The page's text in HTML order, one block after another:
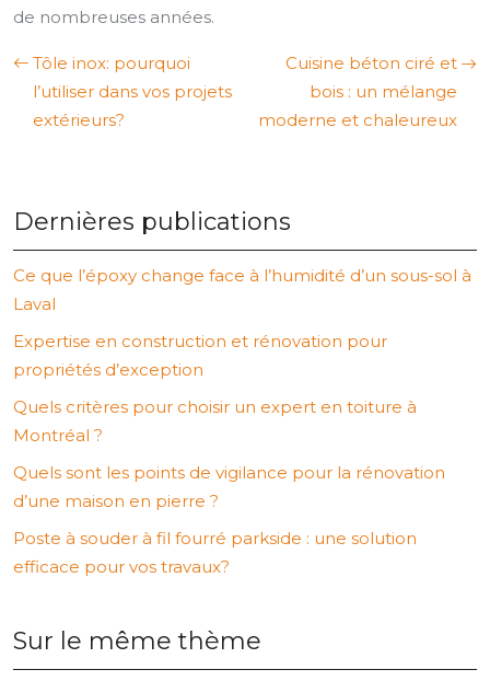
de nombreuses années.
Tôle inox: pourquoi
l’utiliser dans vos projets
extérieurs?
Cuisine béton ciré et
bois : un mélange
moderne et chaleureux
Dernières publications
Ce que l’époxy change face à l’humidité d’un sous-sol à
Laval
Expertise en construction et rénovation pour
propriétés d’exception
Quels critères pour choisir un expert en toiture à
Montréal ?
Quels sont les points de vigilance pour la rénovation
d’une maison en pierre ?
Poste à souder à fil fourré parkside : une solution
efficace pour vos travaux?
Sur le même thème